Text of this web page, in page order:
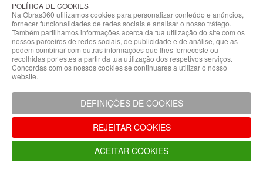
Condicionado
Acessórios
Climatização
Acessórios
Climatização
Hidráulicas
Controladores
Fixações e
Acessórios
Isolamento
para
Tubagem
POLÍTICA DE COOKIES
Na Obras360 utilizamos cookies para personalizar conteúdo e anúncios,
fornecer funcionalidades de redes sociais e analisar o nosso tráfego.
Também partilhamos informações acerca da tua utilização do site com os
nossos parceiros de redes sociais, de publicidade e de análise, que as
podem combinar com outras informações que lhes forneceste ou
recolhidas por estes a partir da tua utilização dos respetivos serviços.
Concordas com os nossos cookies se continuares a utilizar o nosso
website.
DEFINIÇÕES DE COOKIES
REJEITAR COOKIES
ACEITAR COOKIES